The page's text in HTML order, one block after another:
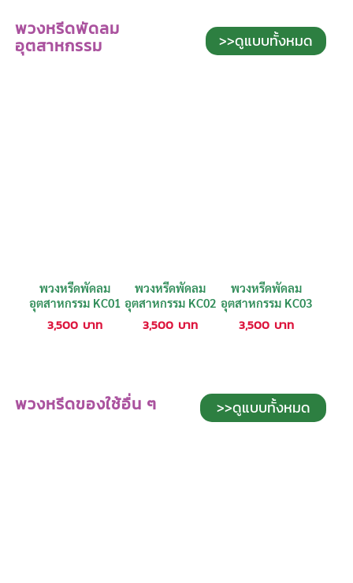
พวงหรีดพัดลม
อุตสาหกรรม >>ดูแบบทั้งหมด
พวงหรีดพัดลม
อุตสาหกรรม KC01
3,500 บาท
พวงหรีดพัดลม
อุตสาหกรรม KC02
3,500 บาท
พวงหรีดพัดลม
อุตสาหกรรม KC03
3,500 บาท
พวงหรีดของใช้อื่น ๆ >>ดูแบบทั้งหมด